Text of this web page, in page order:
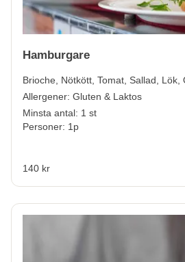
Hamburgare
Brioche, Nötkött, Tomat, Sallad, Lök,
Allergener: Gluten & Laktos
Minsta antal: 1 st
Personer: 1p
140 kr